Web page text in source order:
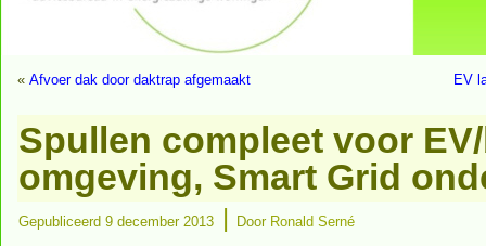
« Afvoer dak door daktrap afgemaakt EV
Spullen compleet voor
omgeving, Smart Grid
Gepubliceerd 9 december 2013 | Door Ronald Serné